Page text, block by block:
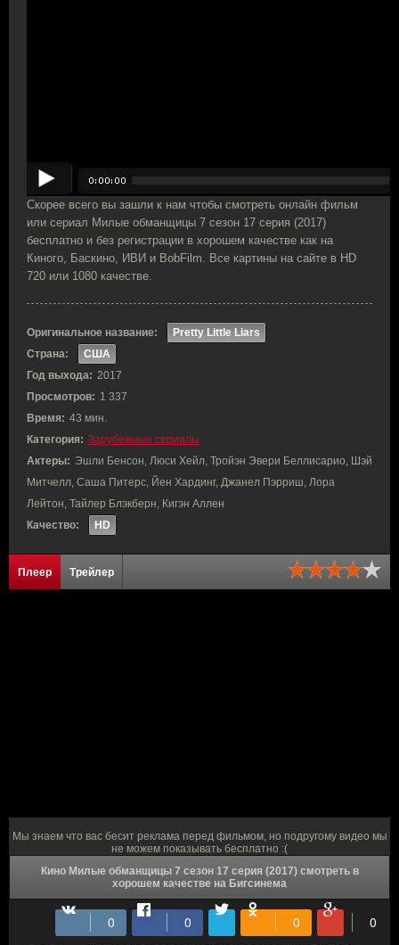
Скорее всего вы зашли к нам чтобы смотреть онлайн фильм
или сериал Милые обманщицы 7 сезон 17 серия (2017)
бесплатно и без регистрации в хорошем качестве как на
Киного, Баскино, ИВИ и BobFilm. Все картины на сайте в HD
720 или 1080 качестве.
Оригинальное название:
Pretty Little Liars
Страна:
США
Год выхода: 2017
Просмотров: 1 337
Время: 43 мин.
Категория: Зарубежные сериалы
Актеры: Эшли Бенсон, Люси Хейл, Тройэн Эвери Беллисарио, Шэй
Митчелл, Саша Питерс, Йен Хардинг, Джанел Пэрриш, Лора
Лейтон, Тайлер Блэкберн, Кигэн Аллен
Качество:
HD
Плеер Трейлер
Мы знаем что вас бесит реклама перед фильмом, но подругому видео мы
не можем показывать бесплатно :(
Кино Милые обманщицы 7 сезон 17 серия (2017) смотреть в
хорошем качестве на Бигсинема